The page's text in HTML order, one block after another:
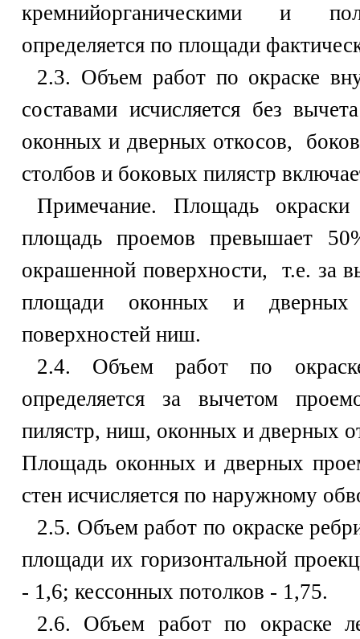
кремнийорганическими и
определяется по площади
2.3. Объем работ по окраске
составами исчисляется без
оконных и дверных откосов,
столбов и боковых пилястр
Примечание. Площадь
площадь проемов превышает
окрашенной поверхности, т.е. за
площади оконных и
поверхностей ниш.
2.4. Объем работ по
определяется за вычетом
пилястр, ниш, оконных и дверных
Площадь оконных и дверных
стен исчисляется по наружному
2.5. Объем работ по окраске
площади их горизонтальной
- 1,6; кессонных потолков - 1,75.
2.6. Объем работ по окраске